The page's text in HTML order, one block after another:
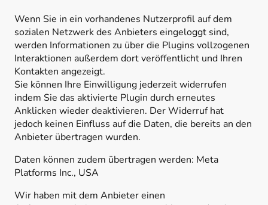
Wenn Sie in ein vorhandenes Nutzerprofil auf dem
sozialen Netzwerk des Anbieters eingeloggt sind,
werden Informationen zu über die Plugins vollzogenen
Interaktionen außerdem dort veröffentlicht und Ihren
Kontakten angezeigt.
Sie können Ihre Einwilligung jederzeit widerrufen
indem Sie das aktivierte Plugin durch erneutes
Anklicken wieder deaktivieren. Der Widerruf hat
jedoch keinen Einfluss auf die Daten, die bereits an den
Anbieter übertragen wurden.
Daten können zudem übertragen werden: Meta
Platforms Inc., USA
Wir haben mit dem Anbieter einen